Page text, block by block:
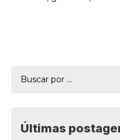
Últimas